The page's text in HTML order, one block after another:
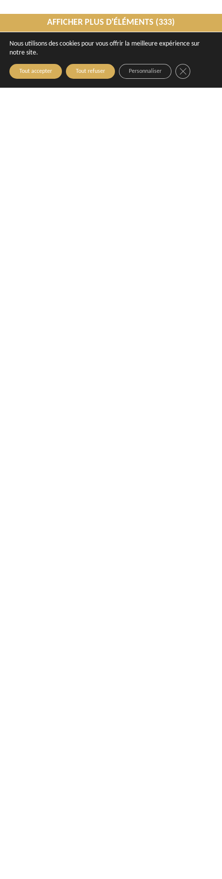
AFFICHER PLUS D'ÉLÉMENTS (333)
Nous utilisons des cookies pour vous offrir la meilleure expérience sur
notre site.
Tout accepter Tout refuser Personnaliser Close GDPR